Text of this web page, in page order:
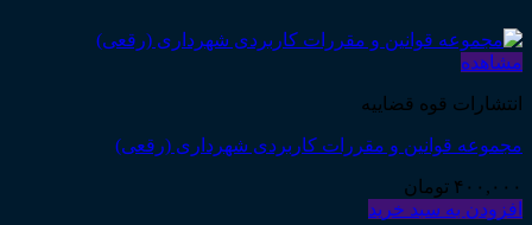
مشاهده
انتشارات قوه قضاییه
مجموعه قوانین و مقررات کاربردی شهرداری (رقعی)
۴۰۰,۰۰۰ تومان
افزودن به سبد خرید